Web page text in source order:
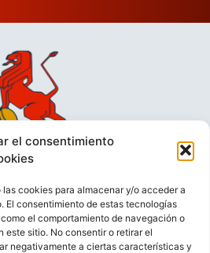
el consentimiento
cookies para almacenar y/o acceder a
El consentimiento de estas tecnologías
el comportamiento de navegación o
este sitio. No consentir o retirar el
negativamente a ciertas características y